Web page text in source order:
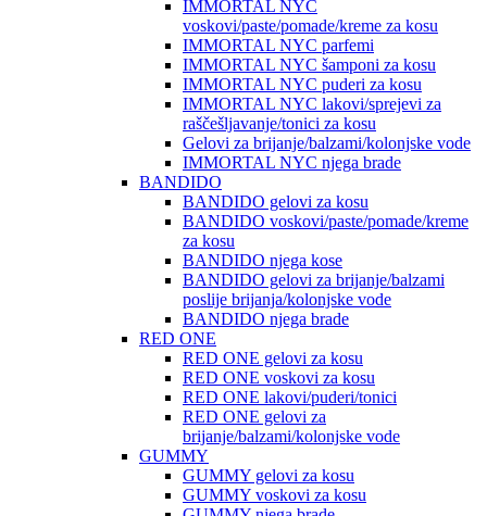
IMMORTAL NYC
voskovi/paste/pomade/kreme za kosu
IMMORTAL NYC parfemi
IMMORTAL NYC šamponi za kosu
IMMORTAL NYC puderi za kosu
IMMORTAL NYC lakovi/sprejevi za
raščešljavanje/tonici za kosu
Gelovi za brijanje/balzami/kolonjske vode
IMMORTAL NYC njega brade
BANDIDO
BANDIDO gelovi za kosu
BANDIDO voskovi/paste/pomade/kreme
za kosu
BANDIDO njega kose
BANDIDO gelovi za brijanje/balzami
poslije brijanja/kolonjske vode
BANDIDO njega brade
RED ONE
RED ONE gelovi za kosu
RED ONE voskovi za kosu
RED ONE lakovi/puderi/tonici
RED ONE gelovi za
brijanje/balzami/kolonjske vode
GUMMY
GUMMY gelovi za kosu
GUMMY voskovi za kosu